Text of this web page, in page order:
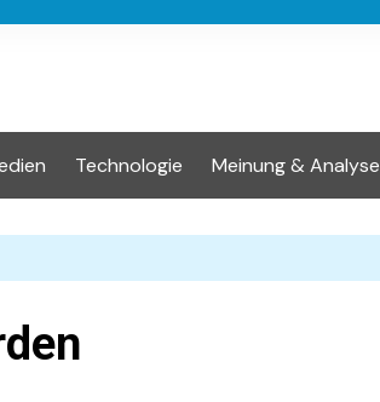
Technologie Meinung & Analyse